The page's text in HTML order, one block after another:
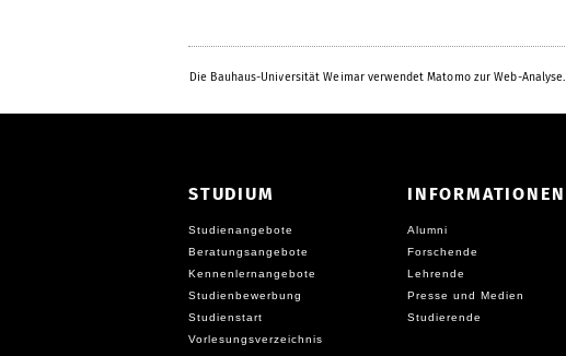
Die Bauhaus-Universität Weimar verwendet Matomo zur Web-Analyse.
STUDIUM
Studienangebote
Beratungsangebote
Kennenlernangebote
Studienbewerbung
Studienstart
Vorlesungsverzeichnis
INFORMATIONEN
Alumni
Forschende
Lehrende
Presse und Medien
Studierende